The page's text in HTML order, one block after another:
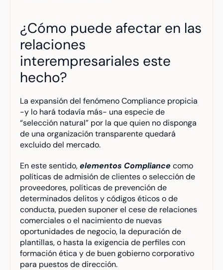
¿Cómo puede afectar en las
relaciones
interempresariales este
hecho?
La expansión del fenómeno Compliance propicia
-y lo hará todavía más- una especie de
“selección natural” por la que quien no disponga
de una organización transparente quedará
excluido del mercado.
En este sentido, elementos Compliance como
políticas de admisión de clientes o selección de
proveedores, políticas de prevención de
determinados delitos y códigos éticos o de
conducta, pueden suponer el cese de relaciones
comerciales o el nacimiento de nuevas
oportunidades de negocio, la depuración de
plantillas, o hasta la exigencia de perfiles con
formación ética y de buen gobierno corporativo
para puestos de dirección.